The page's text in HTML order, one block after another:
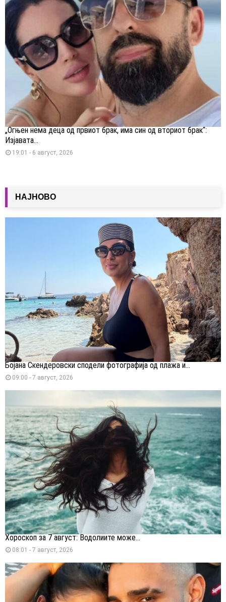
„Огњен нема деца од првиот брак, има син од вториот брак“:
Изјавата...
19:01 - 6 август, 2026
НАЈНОВО
Бојана Скендеровски сподели фотографија од плажа и...
09:00 - 7 август, 2026
Хороскоп за 7 август: Водолиите може...
08:01 - 7 август, 2026